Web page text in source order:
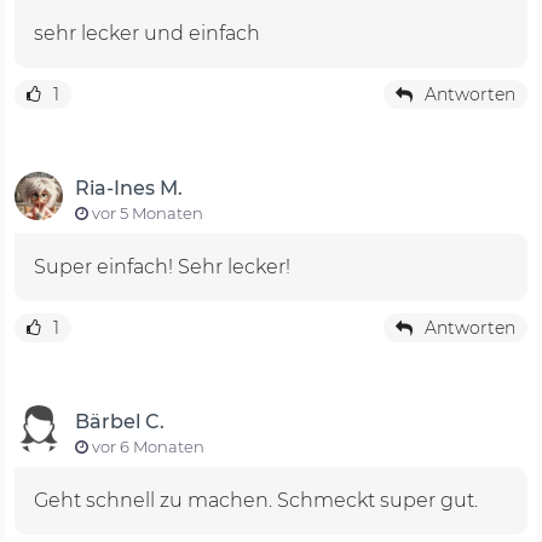
sehr lecker und einfach
1 Antworten
Ria-Ines M.
vor 5 Monaten
Super einfach! Sehr lecker!
1 Antworten
Bärbel C.
vor 6 Monaten
Geht schnell zu machen. Schmeckt super gut.